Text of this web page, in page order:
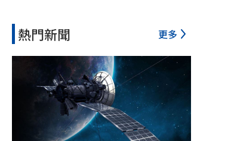
熱門新聞 更多